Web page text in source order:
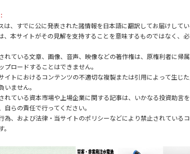
ke
dI
n
e
C
h
at
は、すでに公に発表された諸情報を日本語に翻訳してお届けして
本サイトがその見解を支持することを意味するものではなく、
れている文章、画像、音声、映像などの著作権は、原権利者に帰
プロードすることはできません。
イトにおけるコンテンツの不適切な複製または引用によって生じ
いません。
れている資本市場や上場企業に関する記事は、いかなる投資助言
自らの責任で行ってください。
為、および法律・当サイトのポリシーなどにより禁止されている
。